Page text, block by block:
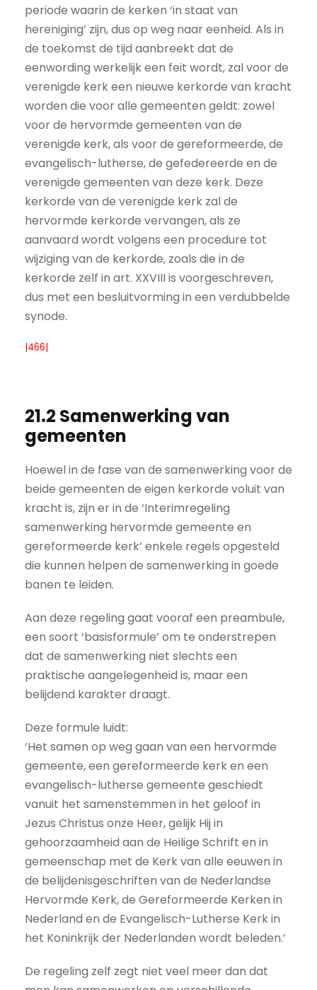
periode waarin de kerken ‘in staat van
hereniging’ zijn, dus op weg naar eenheid. Als in
de toekomst de tijd aanbreekt dat de
eenwording werkelijk een feit wordt, zal voor de
verenigde kerk een nieuwe kerkorde van kracht
worden die voor alle gemeenten geldt: zowel
voor de hervormde gemeenten van de
verenigde kerk, als voor de gereformeerde, de
evangelisch-lutherse, de gefedereerde en de
verenigde gemeenten van deze kerk. Deze
kerkorde van de verenigde kerk zal de
hervormde kerkorde vervangen, als ze
aanvaard wordt volgens een procedure tot
wijziging van de kerkorde, zoals die in de
kerkorde zelf in art. XXVIII is voorgeschreven,
dus met een besluitvorming in een verdubbelde
synode.
|466|
21.2 Samenwerking van
gemeenten
Hoewel in de fase van de samenwerking voor de
beide gemeenten de eigen kerkorde voluit van
kracht is, zijn er in de ‘Interimregeling
samenwerking hervormde gemeente en
gereformeerde kerk’ enkele regels opgesteld
die kunnen helpen de samenwerking in goede
banen te leiden.
Aan deze regeling gaat vooraf een preambule,
een soort ‘basisformule’ om te onderstrepen
dat de samenwerking niet slechts een
praktische aangelegenheid is, maar een
belijdend karakter draagt.
Deze formule luidt:
‘Het samen op weg gaan van een hervormde
gemeente, een gereformeerde kerk en een
evangelisch-lutherse gemeente geschiedt
vanuit het samenstemmen in het geloof in
Jezus Christus onze Heer, gelijk Hij in
gehoorzaamheid aan de Heilige Schrift en in
gemeenschap met de Kerk van alle eeuwen in
de belijdenisgeschriften van de Nederlandse
Hervormde Kerk, de Gereformeerde Kerken in
Nederland en de Evangelisch-Lutherse Kerk in
het Koninkrijk der Nederlanden wordt beleden.’
De regeling zelf zegt niet veel meer dan dat